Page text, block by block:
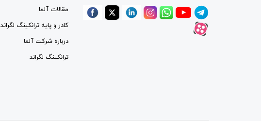
مقالات آلما
کادر و پایه ترانکینگ لگراند
درباره شرکت آلما
ترانکینگ لگراند